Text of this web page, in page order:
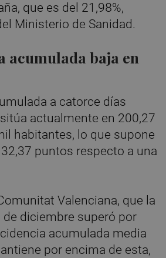
que es del 21,98%,
Ministerio de Sanidad.
acumulada baja en
a catorce días
actualmente en 200,27
habitantes, lo que supone
puntos respecto a una
Valenciana, que la
diciembre superó por
acumulada media
por encima de esta,